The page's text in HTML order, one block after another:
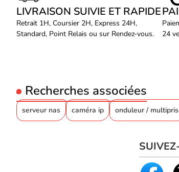
LIVRAISON SUIVIE ET RAPIDE
Retrait 1H, Coursier 2H, Express 24H,
Standard, Point Relais ou sur Rendez-vous.
24
Recherches associées
serveur nas caméra ip onduleur /